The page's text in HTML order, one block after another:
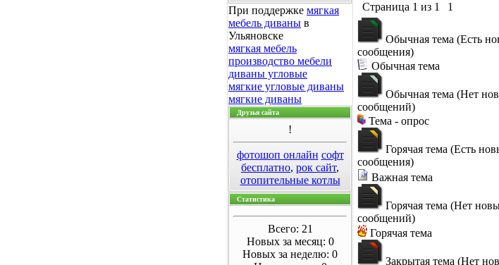
При поддержке мягкая
мебель диваны в
Ульяновске
мягкая мебель
производство мебели
диваны угловые
мягкие угловые диваны
мягкие диваны
Друзья сайта
!
фотошоп онлайн софт
бесплатно, рок сайт,
отопительные котлы
Статистика
Всего: 21
Новых за месяц: 0
Новых за неделю: 0
Страница 1 из 1 1
Обычная тема (Есть
сообщения)
Обычная тема
Обычная тема (Нет
сообщений)
Тема - опрос
Горячая тема (Есть
сообщения)
Важная тема
Горячая тема (Нет
сообщений)
Горячая тема
Закрытая тема (Нет